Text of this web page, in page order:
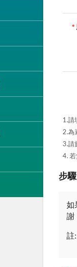
*
1.請
2.為
3.請
4.
步
如
謝
註: